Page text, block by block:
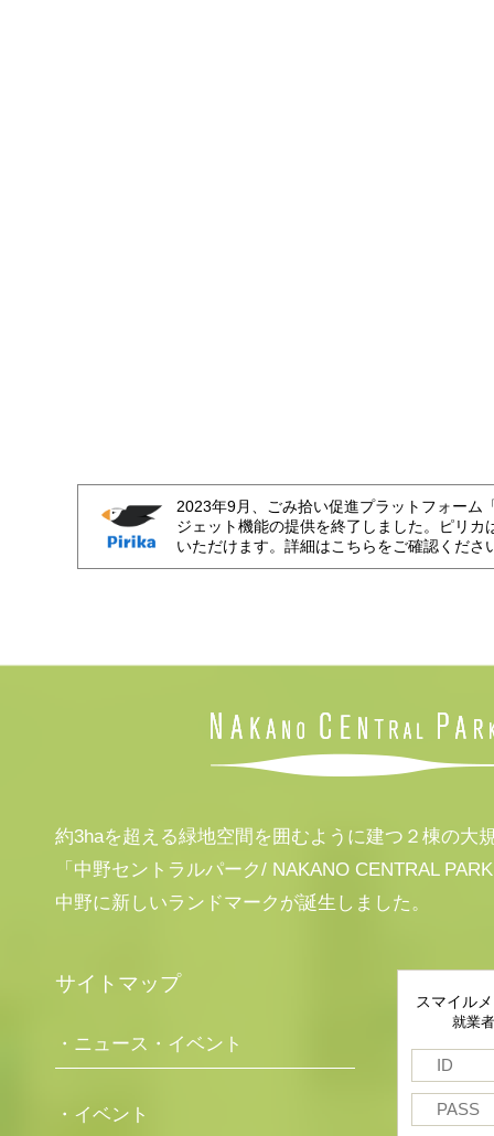
2023年9月、ごみ拾い促進プラットフォーム
ジェット機能の提供を終了しました。ピリカ
いただけます。詳細はこちらをご確認くださ
約3haを超える緑地空間を囲むように建つ２棟の大
「中野セントラルパーク/ NAKANO CENTRAL
中野に新しいランドマークが誕生しました。
サイトマップ
・ニュース・イベント
・イベント
スマイル
就業